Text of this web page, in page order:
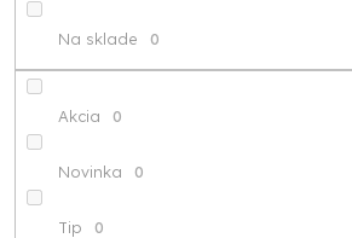
d
u
o
Na sklade 0
Akcia 0
Novinka 0
Tip 0